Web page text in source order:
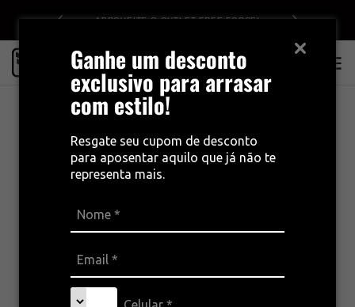
Ganhe um desconto
exclusivo para arrasar
com estilo!
Resgate seu cupom de desconto
para aposentar aquilo que já não te
representa mais.
APROVEITE O OUTLET FREE FORCE!